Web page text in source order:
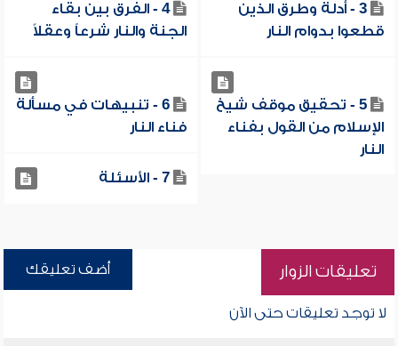
3 - أدلة وطرق الذين
قطعوا بدوام النار
4 - الفرق بين بقاء
الجنة والنار شرعاً وعقلاً
5 - تحقيق موقف شيخ
الإسلام من القول بفناء
النار
6 - تنبيهات في مسألة
فناء النار
7 - الأسئلة
تعليقات الزوار أضف تعليقك
لا توجد تعليقات حتى الآن